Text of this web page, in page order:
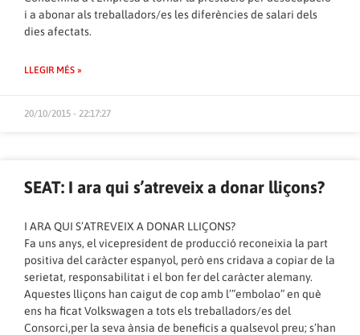
i a abonar als treballadors/es les diferències de salari dels
dies afectats.
LLEGIR MÉS »
20/10/2015 - 22:17:27
SEAT: I ara qui s’atreveix a donar lliçons?
I ARA QUI S’ATREVEIX A DONAR LLIÇONS?
Fa uns anys, el vicepresident de producció reconeixia la part
positiva del caràcter espanyol, però ens cridava a copiar de la
serietat, responsabilitat i el bon fer del caràcter alemany.
Aquestes lliçons han caigut de cop amb l’”embolao” en què
ens ha ficat Volkswagen a tots els treballadors/es del
Consorci,per la seva ànsia de beneficis a qualsevol preu; s’han